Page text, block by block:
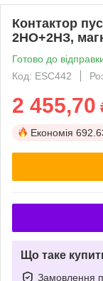
Контактор
2НО+2НЗ,
Готово до
Код: ESC442
2 455,70
Економія
Що таке
Замовлення